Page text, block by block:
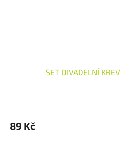
SET DIVADELNÍ
89 Kč